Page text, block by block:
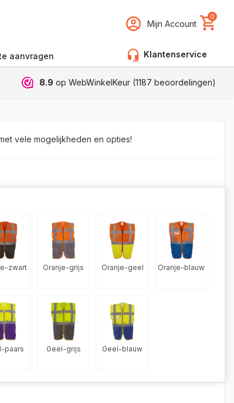
Mijn Account
0
aanvragen Klantenservice
8.9 op WebWinkelKeur (1187 beoordelingen)
vele mogelijkheden en opties!
zwart Oranje-grijs Oranje-geel Oranje-blauw
paars Geel-grijs Geel-blauw